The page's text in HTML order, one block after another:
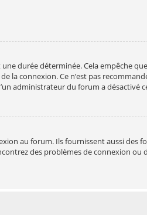
durée déterminée. Cela empêche
la connexion. Ce n’est pas
administrateur du forum a désactivé
au forum. Ils fournissent aussi des
des problèmes de connexion ou